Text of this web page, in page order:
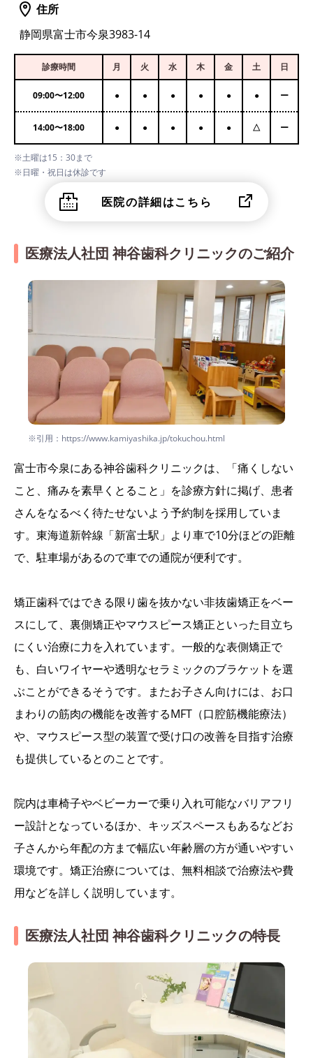
住所
静岡県富士市今泉3983-14
診療時間 月 火 水 木 金 土 日
09:00〜12:00 ● ● ● ● ● ● ー
14:00〜18:00 ● ● ● ● ● △ ー
※土曜は15：30まで
※日曜・祝日は休診です
医院の詳細はこちら
医療法人社団 神谷歯科クリニックのご紹介
※引用：https://www.kamiyashika.jp/tokuchou.html
富士市今泉にある神谷歯科クリニックは、「痛くしない
こと、痛みを素早くとること」を診療方針に掲げ、患者
さんをなるべく待たせないよう予約制を採用していま
す。東海道新幹線「新富士駅」より車で10分ほどの距離
で、駐車場があるので車での通院が便利です。
矯正歯科ではできる限り歯を抜かない非抜歯矯正をベー
スにして、裏側矯正やマウスピース矯正といった目立ち
にくい治療に力を入れています。一般的な表側矯正で
も、白いワイヤーや透明なセラミックのブラケットを選
ぶことができるそうです。またお子さん向けには、お口
まわりの筋肉の機能を改善するMFT（口腔筋機能療法）
や、マウスピース型の装置で受け口の改善を目指す治療
も提供しているとのことです。
院内は車椅子やベビーカーで乗り入れ可能なバリアフリ
ー設計となっているほか、キッズスペースもあるなどお
子さんから年配の方まで幅広い年齢層の方が通いやすい
環境です。矯正治療については、無料相談で治療法や費
用などを詳しく説明しています。
医療法人社団 神谷歯科クリニックの特長